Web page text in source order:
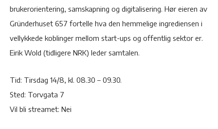
brukerorientering, samskapning og digitalisering. Hør eieren av
Gründerhuset 657 fortelle hva den hemmelige ingrediensen i
vellykkede koblinger mellom start-ups og offentlig sektor er.
Eirik Wold (tidligere NRK) leder samtalen.
Tid: Tirsdag 14/8, kl. 08.30 – 09.30.
Sted: Torvgata 7
Vil bli streamet: Nei